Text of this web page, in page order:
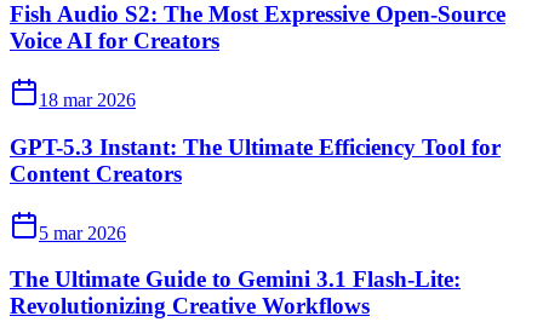
Fish Audio S2: The Most Expressive Open-Source
Voice AI for Creators
18 mar 2026
GPT-5.3 Instant: The Ultimate Efficiency Tool for
Content Creators
5 mar 2026
The Ultimate Guide to Gemini 3.1 Flash-Lite:
Revolutionizing Creative Workflows